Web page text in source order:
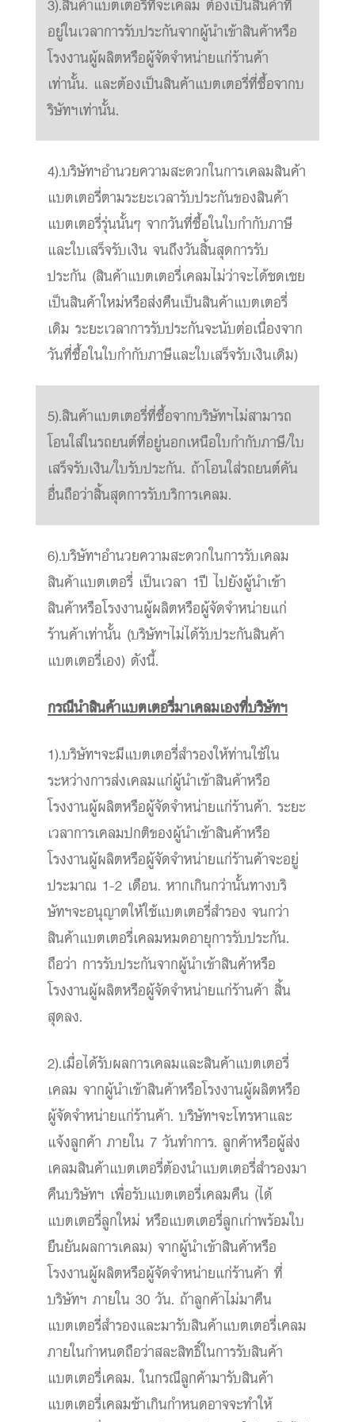
อยู่ในเวลาการรับประกันจากผู้นำเข้าสินค้าหรือ
โรงงานผู้ผลิตหรือผู้จัดจำหน่ายแก่ร้านค้า
เท่านั้น. และต้องเป็นสินค้าแบตเตอรี่ที่ซื้อจากบ
ริษัทฯเท่านั้น.
4).บริษัทฯอำนวยความสะดวกในการเคลมสินค้า
แบตเตอรี่ตามระยะเวลารับประกันของสินค้า
แบตเตอรี่รุ่นนั้นๆ จากวันที่ซื้อในใบกำกับภาษี
และใบเสร็จรับเงิน จนถึงวันสิ้นสุดการรับ
ประกัน (สินค้าแบตเตอรี่เคลมไม่ว่าจะได้ชดเชย
เป็นสินค้าใหม่หรือส่งคืนเป็นสินค้าแบตเตอรี่
เดิม ระยะเวลาการรับประกันจะนับต่อเนื่องจาก
วันที่ซื้อในใบกำกับภาษีและใบเสร็จรับเงินเดิม)
5).สินค้าแบตเตอรี่ที่ซื้อจากบริษัทฯไม่สามารถ
โอนใส่ในรถยนต์ที่อยู่นอกเหนือใบกำกับภาษี/ใบ
เสร็จรับเงิน/ใบรับประกัน. ถ้าโอนใส่รถยนต์คัน
อื่นถือว่าสิ้นสุดการรับบริการเคลม.
6).บริษัทฯอำนวยความสะดวกในการรับเคลม
สินค้าแบตเตอรี่ เป็นเวลา 1ปี ไปยังผู้นำเข้า
สินค้าหรือโรงงานผู้ผลิตหรือผู้จัดจำหน่ายแก่
ร้านค้าเท่านั้น (บริษัทฯไม่ได้รับประกันสินค้า
แบตเตอรี่เอง) ดังนี้.
กรณีนำสินค้าแบตเตอรี่มาเคลมเองที่บริษัทฯ
1).บริษัทฯจะมีแบตเตอรี่สำรองให้ท่านใช้ใน
ระหว่างการส่งเคลมแก่ผู้นำเข้าสินค้าหรือ
โรงงานผู้ผลิตหรือผู้จัดจำหน่ายแก่ร้านค้า. ระยะ
เวลาการเคลมปกติของผู้นำเข้าสินค้าหรือ
โรงงานผู้ผลิตหรือผู้จัดจำหน่ายแก่ร้านค้าจะอยู่
ประมาณ 1-2 เดือน. หากเกินกว่านั้นทางบริ
ษัทฯจะอนุญาตให้ใช้แบตเตอรี่สำรอง จนกว่า
สินค้าแบตเตอรี่เคลมหมดอายุการรับประกัน.
ถือว่า การรับประกันจากผู้นำเข้าสินค้าหรือ
โรงงานผู้ผลิตหรือผู้จัดจำหน่ายแก่ร้านค้า สิ้น
สุดลง.
2).เมื่อได้รับผลการเคลมและสินค้าแบตเตอรี่
เคลม จากผู้นำเข้าสินค้าหรือโรงงานผู้ผลิตหรือ
ผู้จัดจำหน่ายแก่ร้านค้า. บริษัทฯจะโทรหาและ
แจ้งลูกค้า ภายใน 7 วันทำการ. ลูกค้าหรือผู้ส่ง
เคลมสินค้าแบตเตอรี่ต้องนำแบตเตอรี่สำรองมา
คืนบริษัทฯ เพื่อรับแบตเตอรี่เคลมคืน (ได้
แบตเตอรี่ลูกใหม่ หรือแบตเตอรี่ลูกเก่าพร้อมใบ
ยืนยันผลการเคลม) จากผู้นำเข้าสินค้าหรือ
โรงงานผู้ผลิตหรือผู้จัดจำหน่ายแก่ร้านค้า ที่
บริษัทฯ ภายใน 30 วัน. ถ้าลูกค้าไม่มาคืน
แบตเตอรี่สำรองและมารับสินค้าแบตเตอรี่เคลม
ภายในกำหนดถือว่าสละสิทธิ์ในการรับสินค้า
แบตเตอรี่เคลม. ในกรณีลูกค้ามารับสินค้า
แบตเตอรี่เคลมช้าเกินกำหนดอาจจะทำให้